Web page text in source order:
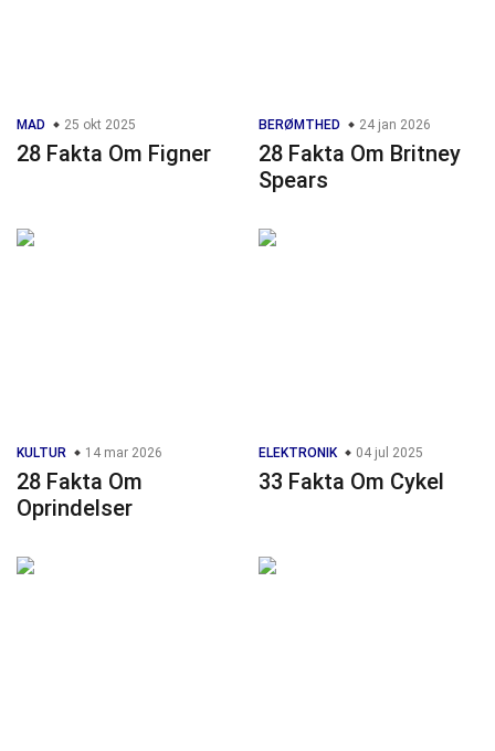
MAD 25 okt 2025
28 Fakta Om Figner
BERØMTHED 24 jan 2026
28 Fakta Om Britney
Spears
KULTUR 14 mar 2026
28 Fakta Om
Oprindelser
ELEKTRONIK 04 jul 2025
33 Fakta Om Cykel